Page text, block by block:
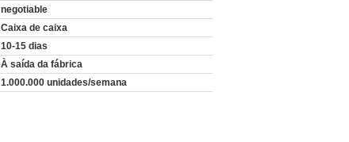
negotiable
Caixa de caixa
10-15 dias
À saída da fábrica
1.000.000 unidades/semana